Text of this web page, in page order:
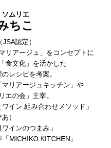
ソムリエ
ちこ
認定）
リアージュ」をコンセプトに
食文化」を活かした
レシピを考案。
リアージュキッチン」や
エの会」主宰。
イン 組み合わせメソッド」
あ）
インのつまみ」
MICHIKO KITCHEN」